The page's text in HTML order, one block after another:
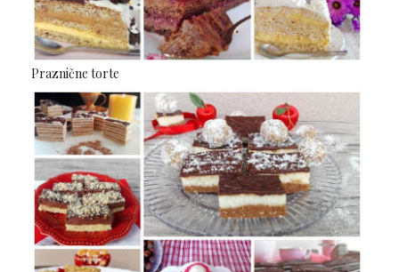
Praznične torte